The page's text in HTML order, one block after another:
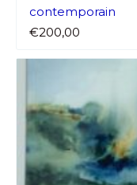
contemporain
€200,00